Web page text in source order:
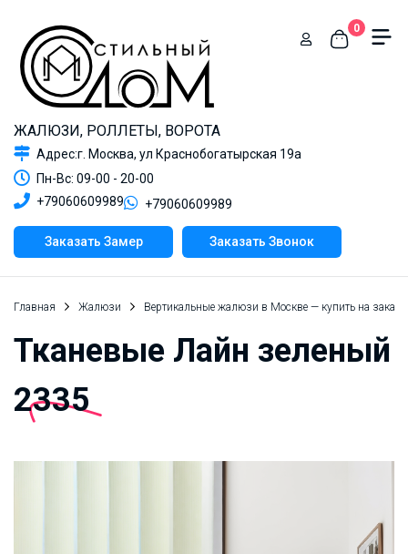
ЖАЛЮЗИ, РОЛЛЕТЫ, ВОРОТА
Адрес:г. Москва, ул Краснобогатырская 19а
Пн-Вс: 09-00 - 20-00
+79060609989
+79060609989
Заказать Замер Заказать Звонок
0
Главная Жалюзи Вертикальные жалюзи в Москве — купить на заказ
Тканевые Лайн зеленый
2335